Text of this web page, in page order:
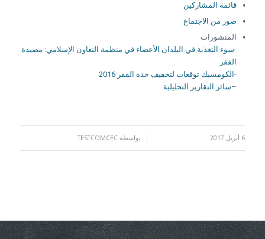
قائمة المشاركين
صور من الاجتماع
المنشورات
-سوء التغذية في البلدان الأعضاء في منظمة التعاون الإسلامي: مصيدة
الفقر
-الكومسيك توقعات لتخفيف حدة الفقر 2016
–سائر التقارير التحليلية
6 أبريل 2017 بواسطةTESTCOMCEC